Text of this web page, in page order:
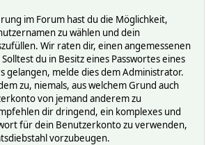
im Forum hast du die Möglichkeit,
zu wählen und dein
Wir raten dir, einen angemessenen
du in Besitz eines Passwortes eines
gelangen, melde dies dem Administrator.
zu, niemals, aus welchem Grund auch
von jemand anderem zu
dir dringend, ein komplexes und
für dein Benutzerkonto zu verwenden,
vorzubeugen.